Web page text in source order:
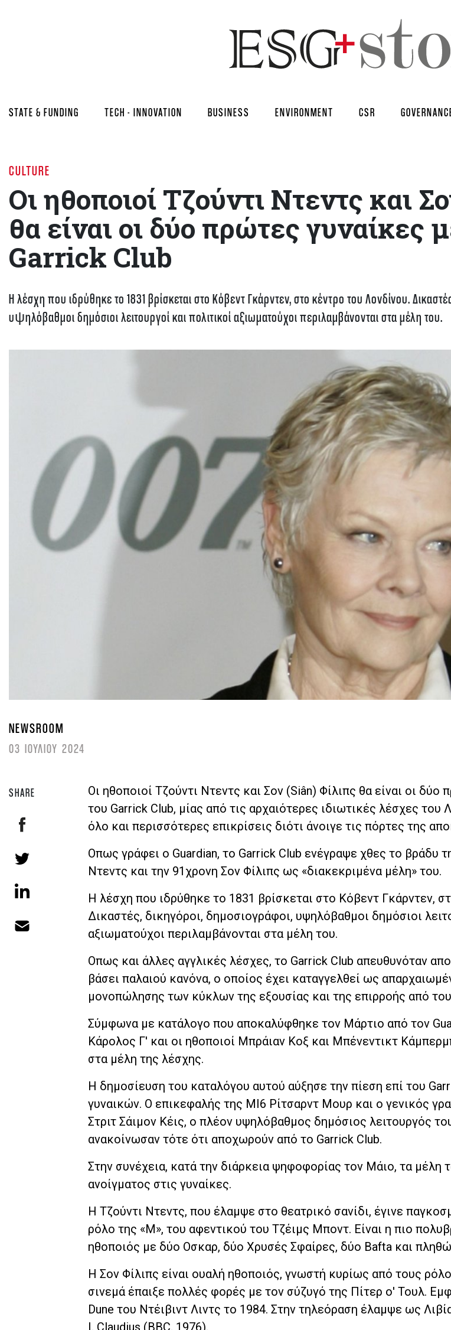
STATE & FUNDING TECH - INNOVATION BUSINESS ENVIRONMENT CSR
CULTURE
Οι ηθοποιοί Τζούντι Ντεντς και
θα είναι οι δύο πρώτες γυναίκες
Garrick Club
Η λέσχη που ιδρύθηκε το 1831 βρίσκεται στο Κόβεντ Γκάρντεν, στο κέντρο του Λονδίνου.
υψηλόβαθμοι δημόσιοι λειτουργοί και πολιτικοί αξιωματούχοι περιλαμβάνονται στα μέλη του.
NEWSROOM
03 ΙΟΥΛΙΟΥ 2024
SHARE
Οι ηθοποιοί Τζούντι Ντεντς και Σον (Siân) Φίλιπς θα είναι οι δύο
του Garrick Club, μίας από τις αρχαιότερες ιδιωτικές λέσχες του
όλο και περισσότερες επικρίσεις διότι άνοιγε τις πόρτες της
Οπως γράφει ο Guardian, το Garrick Club ενέγραψε χθες το βράδυ
Ντεντς και την 91χρονη Σον Φίλιπς ως «διακεκριμένα μέλη» του.
Η λέσχη που ιδρύθηκε το 1831 βρίσκεται στο Κόβεντ Γκάρντεν,
Δικαστές, δικηγόροι, δημοσιογράφοι, υψηλόβαθμοι δημόσιοι
αξιωματούχοι περιλαμβάνονται στα μέλη του.
Οπως και άλλες αγγλικές λέσχες, το Garrick Club απευθυνόταν
βάσει παλαιού κανόνα, ο οποίος έχει καταγγελθεί ως
μονοπώλησης των κύκλων της εξουσίας και της επιρροής από
Σύμφωνα με κατάλογο που αποκαλύφθηκε τον Μάρτιο από τον
Κάρολος Γ' και οι ηθοποιοί Μπράιαν Κοξ και Μπένεντικτ
στα μέλη της λέσχης.
Η δημοσίευση του καταλόγου αυτού αύξησε την πίεση επί του
γυναικών. Ο επικεφαλής της MI6 Ρίτσαρντ Μουρ και ο γενικός
Στριτ Σάιμον Κέις, ο πλέον υψηλόβαθμος δημόσιος λειτουργός
ανακοίνωσαν τότε ότι αποχωρούν από το Garrick Club.
Στην συνέχεια, κατά την διάρκεια ψηφοφορίας τον Μάιο, τα μέλη
ανοίγματος στις γυναίκες.
Η Τζούντι Ντεντς, που έλαμψε στο θεατρικό σανίδι, έγινε
ρόλο της «Μ», του αφεντικού του Τζέιμς Μποντ. Είναι η πιο
ηθοποιός με δύο Οσκαρ, δύο Χρυσές Σφαίρες, δύο Bafta και
Η Σον Φίλιπς είναι ουαλή ηθοποιός, γνωστή κυρίως από τους
σινεμά έπαιξε πολλές φορές με τον σύζυγό της Πίτερ ο' Τουλ.
Dune του Ντέιβιντ Λιντς το 1984. Στην τηλεόραση έλαμψε ως
I, Claudius (BBC, 1976).